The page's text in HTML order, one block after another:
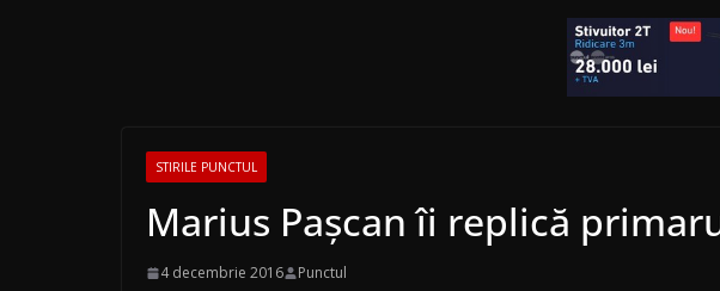
STIRILE PUNCTUL
Marius Pașcan îi replică
4 decembrie 2016 Punctul